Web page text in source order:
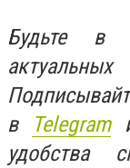
Будьте в
в
Telegramи
удобства